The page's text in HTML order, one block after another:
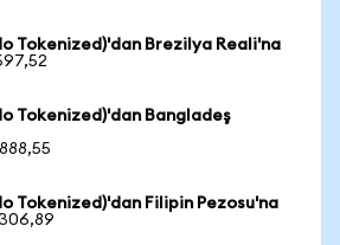
Tokenized)'dan Brezilya Reali'na
Tokenized)'dan Bangladeş
Tokenized)'dan Filipin Pezosu'na